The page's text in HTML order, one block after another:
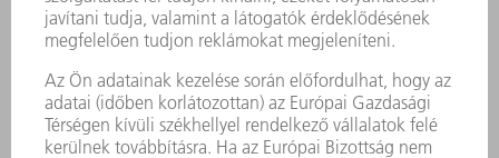
matricákkal történő hegyes hajlítások
létrehozásánál előfordulhat, hogy a hajlított
lemez beszorul a matricába. A TRUMPF
kilökő segédeszközök megoldják ezt a
problémát.